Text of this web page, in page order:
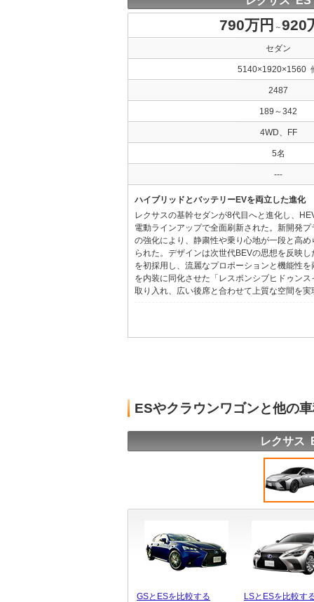
790万円 ～920
セダン
5140×1920×1560
2487
189～342
4WD、FF
5名
---
ハイブリッドとバッテリーEVを両立した進化
レクサスの基幹セダンが8代目へと進化し、
電動ラインアップで全面刷新された。新開発
の強化により、静粛性や乗り心地が一段と高
られた。デザインは次世代BEVの思想を反映
を初採用し、流麗なプロポーションと機能性
を内装に同化させた「レスポンシブヒドゥン
取り入れ、広い後席と合わせて上質な空間を
ESやクラウンワゴンと他の
レクサス
GSとESを比較する LSとESを比較す